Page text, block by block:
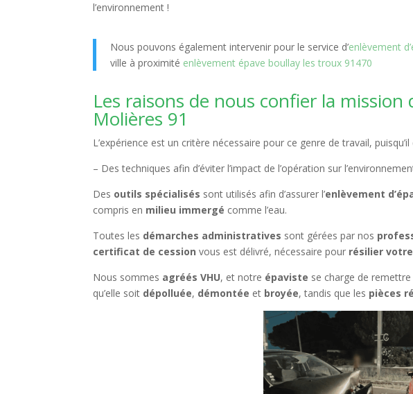
l’environnement !
Nous pouvons également intervenir pour le service d’enlèvement
ville à proximité enlèvement épave boullay les troux 91470
Les raisons de nous confier la mission
Molières 91
L’expérience est un critère nécessaire pour ce genre de travail,
– Des techniques afin d’éviter l’impact de l’opération sur
Des outils spécialisés sont utilisés afin d’assurer l’enlèvement
compris en milieu immergé comme l’eau.
Toutes les démarches administratives sont gérées par nos
certificat de cession vous est délivré, nécessaire pour résilier
Nous sommes agréés VHU, et notre épaviste se charge de
qu’elle soit dépolluée, démontée et broyée, tandis que les pièces